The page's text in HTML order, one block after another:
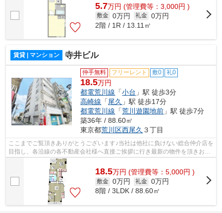
5.7万円 (管理費等：3,000円 )
敷金 0万円 礼金 0万円
2階 / 1R / 13.11㎡
賃貸 | マンション 寺井ビル
仲手無料 フリーレント 敷0 礼0
18.5万円
都電荒川線 「小台 」駅 徒歩3分
高崎線 「尾久 」駅 徒歩17分
都電荒川線 「荒川遊園地前 」駅 徒歩7分
築36年 / 88.60㎡
東京都荒川区西尾久 ３丁目
ここまでご覧頂きありがとうございます♪当社は他社に負けない総合仲介店を
目指し、各沿線の各不動産会社様へ直接ご挨拶に行き最新の物件を頂きお客
様へ提供しております！最新の情報は...
18.5万円 (管理費等：5,000円 )
敷金 0万円 礼金 0万円
8階 / 3LDK / 88.60㎡